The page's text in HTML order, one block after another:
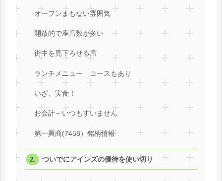
オープンまもない雰囲気
開放的で座席数が多い
街中を見下ろせる席
ランチメニュー コースもあり
いざ、実食！
お会計～いつもすいません
第一興商(7458）銘柄情報
ついでにアインズの優待を使い切り